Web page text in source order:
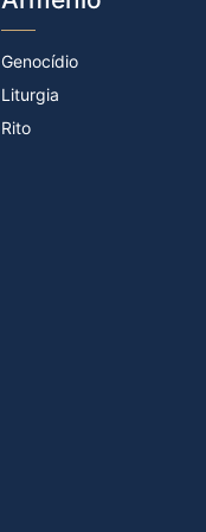
Genocídio
Liturgia
Rito